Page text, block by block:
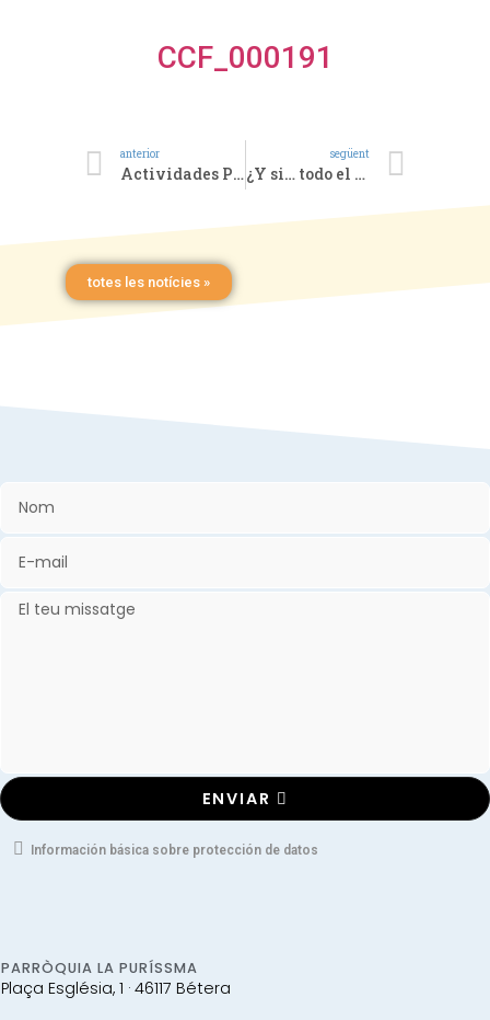
CCF_000191
anterior
Actividades Parroquiales Telemáticas
següent
¿Y si… todo el mundo hiciese lo mismo?
totes les notícies »
ENVIAR
Información básica sobre protección de datos
PARRÒQUIA LA PURÍSSMA
Plaça Església, 1 · 46117 Bétera